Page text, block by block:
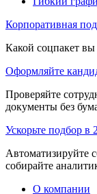
Корпоративная
Какой соцпакет
Оформляйте
Проверяйте
документы без
Ускорьте подбор в
Автоматизируйте
собирайте
О компании